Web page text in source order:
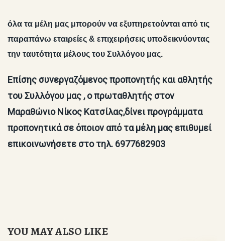
όλα τα μέλη μας μπορούν να εξυπηρετούνται από τις
παραπάνω εταιρείες & επιχειρήσεις υποδεικνύοντας
την ταυτότητα μέλους του Συλλόγου μας.
Επίσης συνεργαζόμενος προπονητής και αθλητής
του Συλλόγου μας , ο πρωταθλητής στον
Μαραθώνιο Νίκος Κατσίλας,δίνει προγράμματα
προπονητικά σε όποιον από τα μέλη μας επιθυμεί
επικοινωνήσετε στο τηλ. 6977682903
YOU MAY ALSO LIKE